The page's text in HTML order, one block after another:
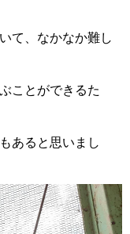
て、なかなか難し
ことができるた
あると思いまし